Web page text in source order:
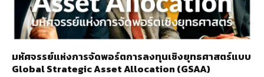
มหัศจรรย์แห่งการจัดพอร์ตการลงทุนเชิงยุทธศาสตร์แบบ
Global Strategic Asset Allocation (GSAA)